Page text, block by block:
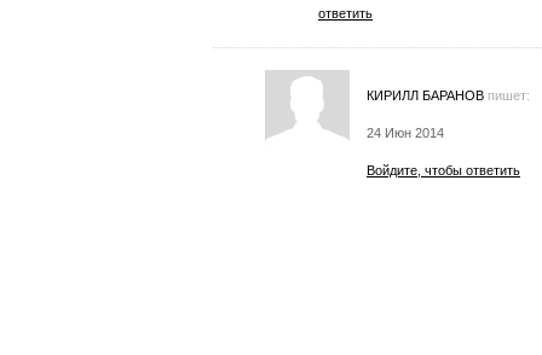
ответить
КИРИЛЛ БАРАНОВ пишет:
24 Июн 2014
Войдите, чтобы ответить